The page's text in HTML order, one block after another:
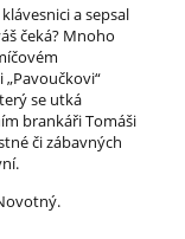
a sepsal
čeká? Mnoho
se utká
brankáři Tomáši
či zábavných